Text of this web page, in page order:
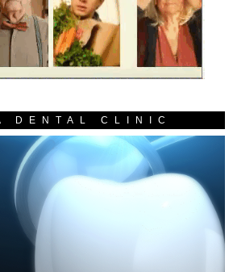
DENTAL CLINIC